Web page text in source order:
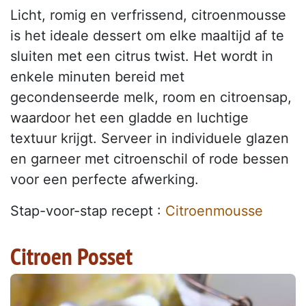
Licht, romig en verfrissend, citroenmousse
is het ideale dessert om elke maaltijd af te
sluiten met een citrus twist. Het wordt in
enkele minuten bereid met
gecondenseerde melk, room en citroensap,
waardoor het een gladde en luchtige
textuur krijgt. Serveer in individuele glazen
en garneer met citroenschil of rode bessen
voor een perfecte afwerking.
Stap-voor-stap recept : Citroenmousse
Citroen Posset